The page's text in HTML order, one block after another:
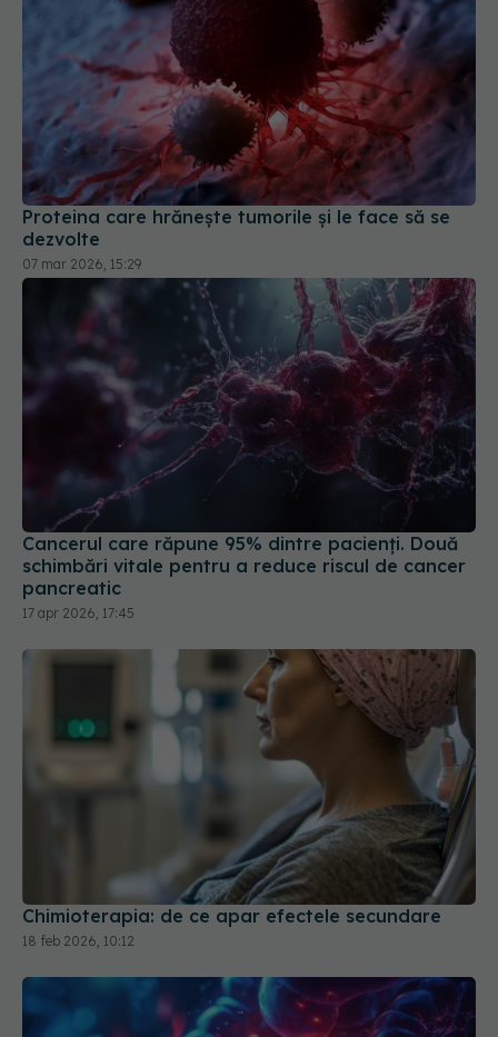
Proteina care hrănește tumorile și le face să se
dezvolte
07 mar 2026, 15:29
Cancerul care răpune 95% dintre pacienți. Două
schimbări vitale pentru a reduce riscul de cancer
pancreatic
17 apr 2026, 17:45
Chimioterapia: de ce apar efectele secundare
18 feb 2026, 10:12